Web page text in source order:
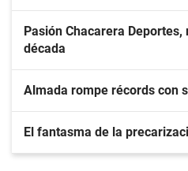
Pasión Chacarera
década
Almada rompe récords con
El fantasma de la